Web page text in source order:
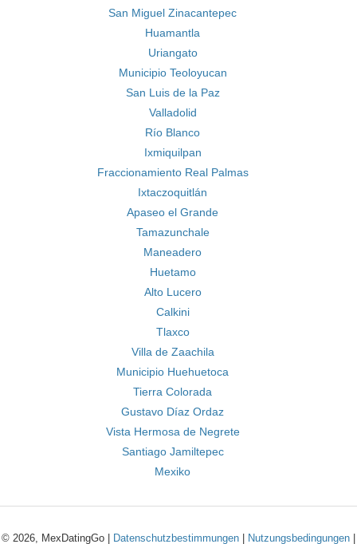
San Miguel Zinacantepec
Huamantla
Uriangato
Municipio Teoloyucan
San Luis de la Paz
Valladolid
Río Blanco
Ixmiquilpan
Fraccionamiento Real Palmas
Ixtaczoquitlán
Apaseo el Grande
Tamazunchale
Maneadero
Huetamo
Alto Lucero
Calkini
Tlaxco
Villa de Zaachila
Municipio Huehuetoca
Tierra Colorada
Gustavo Díaz Ordaz
Vista Hermosa de Negrete
Santiago Jamiltepec
Mexiko
© 2026, MexDatingGo | Datenschutzbestimmungen Nutzungsbedingungen